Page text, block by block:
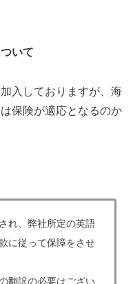
いて
入しておりますが、海
保険が適応となるのか
れ、弊社所定の英語
に従って保障をさせ
翻訳の必要はござい